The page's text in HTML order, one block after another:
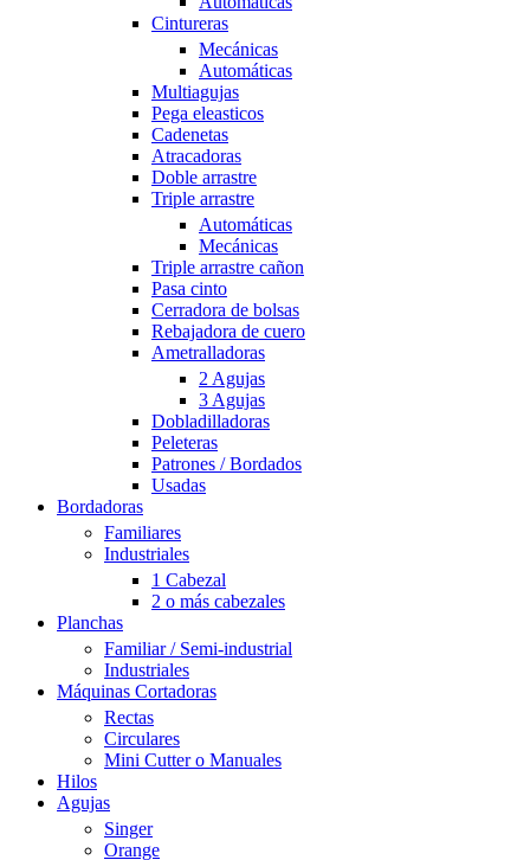
Cintureras
Mecánicas
Automáticas
Multiagujas
Pega eleasticos
Cadenetas
Atracadoras
Doble arrastre
Triple arrastre
Automáticas
Mecánicas
Triple arrastre cañon
Pasa cinto
Cerradora de bolsas
Rebajadora de cuero
Ametralladoras
2 Agujas
3 Agujas
Dobladilladoras
Peleteras
Patrones / Bordados
Usadas
Bordadoras
Familiares
Industriales
1 Cabezal
2 o más cabezales
Planchas
Familiar / Semi-industrial
Industriales
Máquinas Cortadoras
Rectas
Circulares
Mini Cutter o Manuales
Hilos
Agujas
Singer
Orange